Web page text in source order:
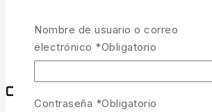
AÑADIR AL CARRITO
Comprar por categorías
Nombre de usuario o correo
electrónico *Obligatorio
Contraseña *Obligatorio